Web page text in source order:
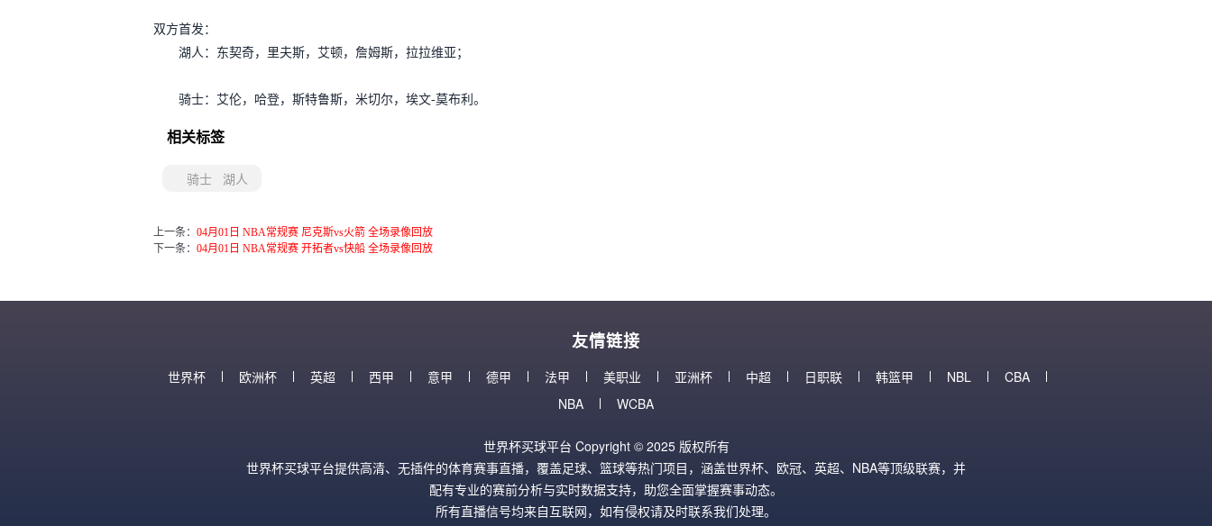
双方首发：
湖人：东契奇，里夫斯，艾顿，詹姆斯，拉拉维亚；
骑士：艾伦，哈登，斯特鲁斯，米切尔，埃文-莫布利。
相关标签
骑士 湖人
上一条： 04月01日 NBA常规赛 尼克斯vs火箭 全场录像回放
下一条： 04月01日 NBA常规赛 开拓者vs快船 全场录像回放
友情链接
世界杯 欧洲杯 英超 西甲 意甲 德甲 法甲 美职业 亚洲杯 中超 日职联 韩篮甲 NBL
CBA
NBA
WCBA
世界杯买球平台 Copyright © 2025 版权所有
世界杯买球平台提供高清、无插件的体育赛事直播，覆盖足球、篮球等热门项目，涵盖世界杯、欧冠、英超、NBA等顶级联赛，并
配有专业的赛前分析与实时数据支持，助您全面掌握赛事动态。
所有直播信号均来自互联网，如有侵权请及时联系我们处理。